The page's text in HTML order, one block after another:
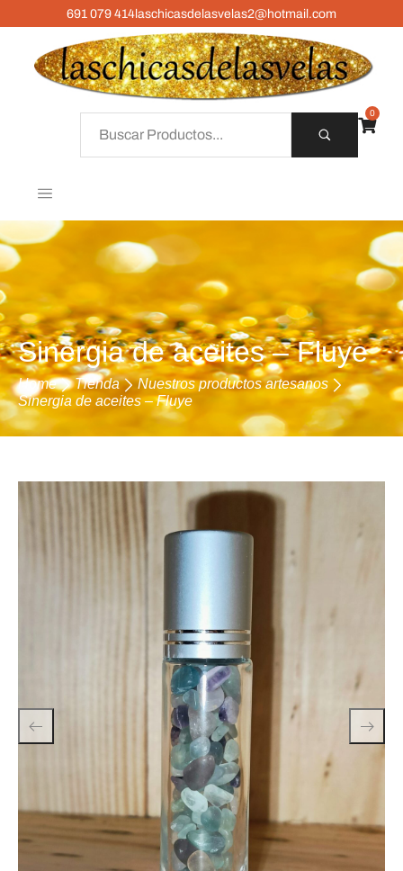
691 079 414laschicasdelasvelas2@hotmail.com
0
Sinergia de aceites – Fluye
Home Tienda
Nuestros productos artesanos
Sinergia de aceites – Fluye